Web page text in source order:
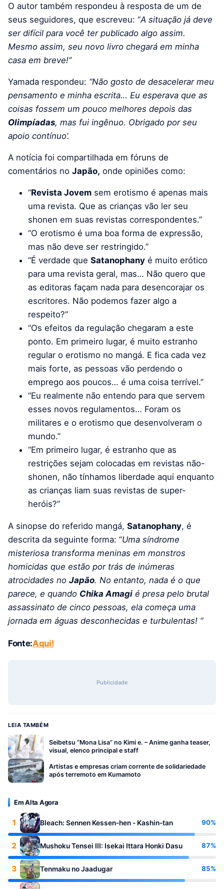
O autor também respondeu à resposta de um de
seus seguidores, que escreveu: “A situação já deve
ser difícil para você ter publicado algo assim.
Mesmo assim, seu novo livro chegará em minha
casa em breve!”
Yamada respondeu: “Não gosto de desacelerar meu
pensamento e minha escrita… Eu esperava que as
coisas fossem um pouco melhores depois das
Olimpíadas, mas fui ingênuo. Obrigado por seu
apoio contínuo’.
A notícia foi compartilhada em fóruns de
comentários no Japão, onde opiniões como:
“Revista Jovem sem erotismo é apenas mais
uma revista. Que as crianças vão ler seu
shonen em suas revistas correspondentes.”
“O erotismo é uma boa forma de expressão,
mas não deve ser restringido.”
“É verdade que Satanophany é muito erótico
para uma revista geral, mas… Não quero que
as editoras façam nada para desencorajar os
escritores. Não podemos fazer algo a
respeito?”
“Os efeitos da regulação chegaram a este
ponto. Em primeiro lugar, é muito estranho
regular o erotismo no mangá. E fica cada vez
mais forte, as pessoas vão perdendo o
emprego aos poucos… é uma coisa terrível.”
“Eu realmente não entendo para que servem
esses novos regulamentos… Foram os
militares e o erotismo que desenvolveram o
mundo.”
“Em primeiro lugar, é estranho que as
restrições sejam colocadas em revistas não-
shonen, não tínhamos liberdade aqui enquanto
as crianças liam suas revistas de super-
heróis?”
A sinopse do referido mangá, Satanophany, é
descrita da seguinte forma: “Uma síndrome
misteriosa transforma meninas em monstros
homicidas que estão por trás de inúmeras
atrocidades no Japão. No entanto, nada é o que
parece, e quando Chika Amagi é presa pelo brutal
assassinato de cinco pessoas, ela começa uma
jornada em águas desconhecidas e turbulentas! “
Fonte:Aqui!
Publicidade
LEIA TAMBÉM
Seibetsu “Mona Lisa” no Kimi e. – Anime ganha teaser,
visual, elenco principal e staff
Artistas e empresas criam corrente de solidariedade
após terremoto em Kumamoto
Em Alta Agora
1 Bleach: Sennen Kessen-hen - Kashin-tan 90%
2 Mushoku Tensei III: Isekai Ittara Honki Dasu 87%
3 Tenmaku no Jaadugar 85%